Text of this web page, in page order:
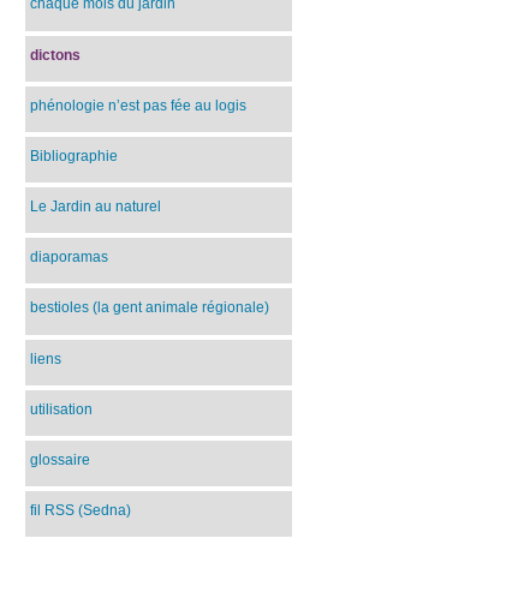
chaque mois du jardin
dictons
phénologie n’est pas fée au logis
Bibliographie
Le Jardin au naturel
diaporamas
bestioles (la gent animale régionale)
liens
utilisation
glossaire
fil RSS (Sedna)